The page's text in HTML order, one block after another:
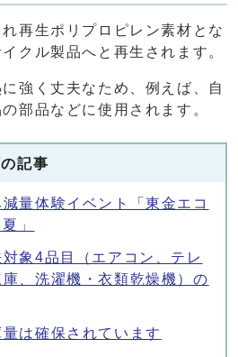
再生ポリプロピレン素材とな
クル製品へと再生されます。
強く丈夫なため、例えば、自
部品などに使用されます。
記事
量体験イベント「東金エコ
」
象4品目（エアコン、テレ
、洗濯機・衣類乾燥機）の
は確保されています